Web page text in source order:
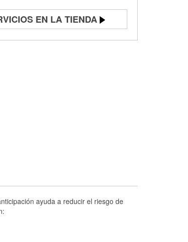
EN LA TIENDA
de batería
ayuda a reducir el riesgo de